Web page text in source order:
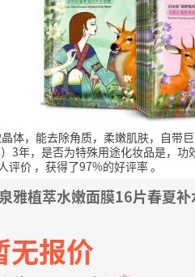
体，能去除角质，柔嫩肌肤，自带
3年，是否为特殊用途化妆品是，
评价 ，获得了97%的好评率。
雅植萃水嫩面膜16片春夏
无报价